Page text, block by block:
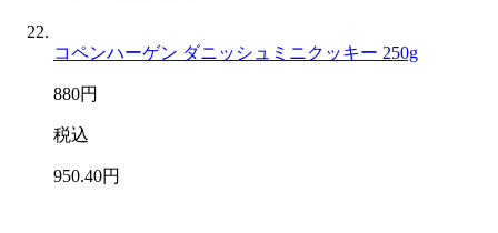
コペンハーゲン ダニッシュミニクッキー 250g
880円
税込
950.40円